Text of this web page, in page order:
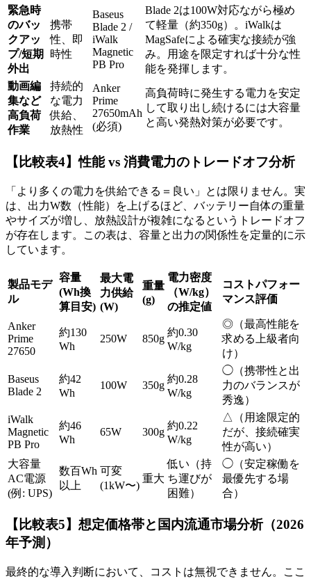
緊急時
のバッ
クアッ
プ/短期
外出
携帯
性、即
時性
Baseus
Blade 2 /
iWalk
Magnetic
PB Pro
Blade 2は100W対応ながら極め
て軽量（約350g）。iWalkは
MagSafeによる確実な接続が強
み。用途を限定すれば十分な性
能を発揮します。
動画編
集など
高負荷
作業
持続的
な電力
供給、
放熱性
Anker
Prime
27650mAh
(必須)
高負荷時に発生する電力を安定
して取り出し続けるには大容量
と高い発熱対策が必要です。
【比較表4】性能 vs 消費電力のトレードオフ分析
「より多くの電力を供給できる＝良い」とは限りません。実
は、出力W数（性能）を上げるほど、バッテリー自体の重量
やサイズが増し、放熱設計が複雑になるというトレードオフ
が存在します。この表は、容量と出力の関係性を定量的に示
しています。
製品モデ
ル
容量
(Wh換
算目安)
最大電
力供給
(W)
重量
(g)
電力密度
（W/kg）
の推定値
コストパフォー
マンス評価
Anker
Prime
27650
約130
Wh
250W 850g
約0.30
W/kg
◎（最高性能を
求める上級者向
け）
Baseus
Blade 2
約42
Wh
100W 350g
約0.28
W/kg
◯（携帯性と出
力のバランスが
秀逸）
iWalk
Magnetic
PB Pro
約46
Wh
65W 300g
約0.22
W/kg
△（用途限定的
だが、接続確実
性が高い）
大容量
AC電源
(例: UPS)
数百Wh
以上
可変
(1kW〜)
重大
低い（持
ち運びが
困難）
◯（安定稼働を
最優先する場
合）
【比較表5】想定価格帯と国内流通市場分析（2026
年予測）
最終的な導入判断において、コストは無視できません。ここ